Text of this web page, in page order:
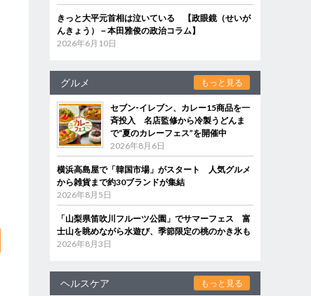
きっと大平元首相は泣いている 【政眼鏡（せいが
んきょう）－本田雅俊の政治コラム】
2026年6月10日
グルメ もっと見る
セブン‐イレブン、カレー15商品を一
斉投入 名店監修から冷製うどんま
で“夏のカレーフェス”を開催中
2026年8月6日
横浜高島屋で「韓国市場」がスタート 人気グルメ
から雑貨まで約30ブランドが集結
2026年8月5日
「山梨県笛吹川フルーツ公園」でサマーフェス 富
士山を眺めながら水遊び、季節限定の桃のかき氷も
2026年8月3日
ヘルスケア もっと見る